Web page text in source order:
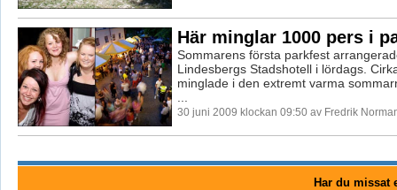
Här minglar 1000 pers i
Sommarens första parkfest
Lindesbergs Stadshotell i lördags.
minglade i den extremt varma
30 juni 2009 klockan 09:50 av Fredrik
Har du missat